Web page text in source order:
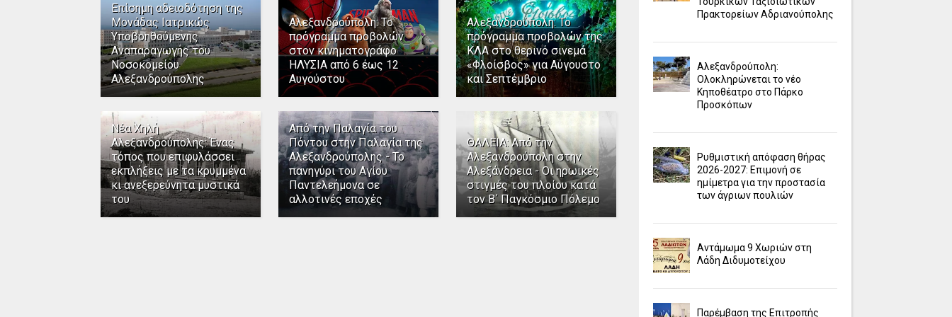
Επίσημη αδειοδότηση της
Μονάδας Ιατρικώς
Υποβοηθούμενης
Αναπαραγωγής του
Νοσοκομείου
Αλεξανδρούπολης
Αλεξανδρούπολη: Το
πρόγραμμα προβολών
στον κινηματογράφο
ΗΛΥΣΙΑ από 6 έως 12
Αυγούστου
Αλεξανδρούπολη: Το
πρόγραμμα προβολών της
ΚΛΑ στο θερινό σινεμά
«Φλοίσβος» για Αύγουστο
και Σεπτέμβριο
Νέα Χηλή
Αλεξανδρούπολης: Ένας
τόπος που επιφυλάσσει
εκπλήξεις με τα κρυμμένα
κι ανεξερεύνητα μυστικά
του
Από την Παλαγία του
Πόντου στην Παλαγία της
Αλεξανδρούπολης - Το
πανηγύρι του Αγίου
Παντελεήμονα σε
αλλοτινές εποχές
ΘΑΛΕΙΑ: Από την
Αλεξανδρούπολη στην
Αλεξάνδρεια - Οι ηρωικές
στιγμές του πλοίου κατά
τον Β΄ Παγκόσμιο Πόλεμο
Πρακτορείων Αδριανούπολης
Αλεξανδρούπολη:
Ολοκληρώνεται το νέο
Κηποθέατρο στο Πάρκο
Προσκόπων
Ρυθμιστική απόφαση θήρας
2026-2027: Επιμονή σε
ημίμετρα για την προστασία
των άγριων πουλιών
Αντάμωμα 9 Χωριών στη
Λάδη Διδυμοτείχου
Παρέμβαση της Επιτροπής